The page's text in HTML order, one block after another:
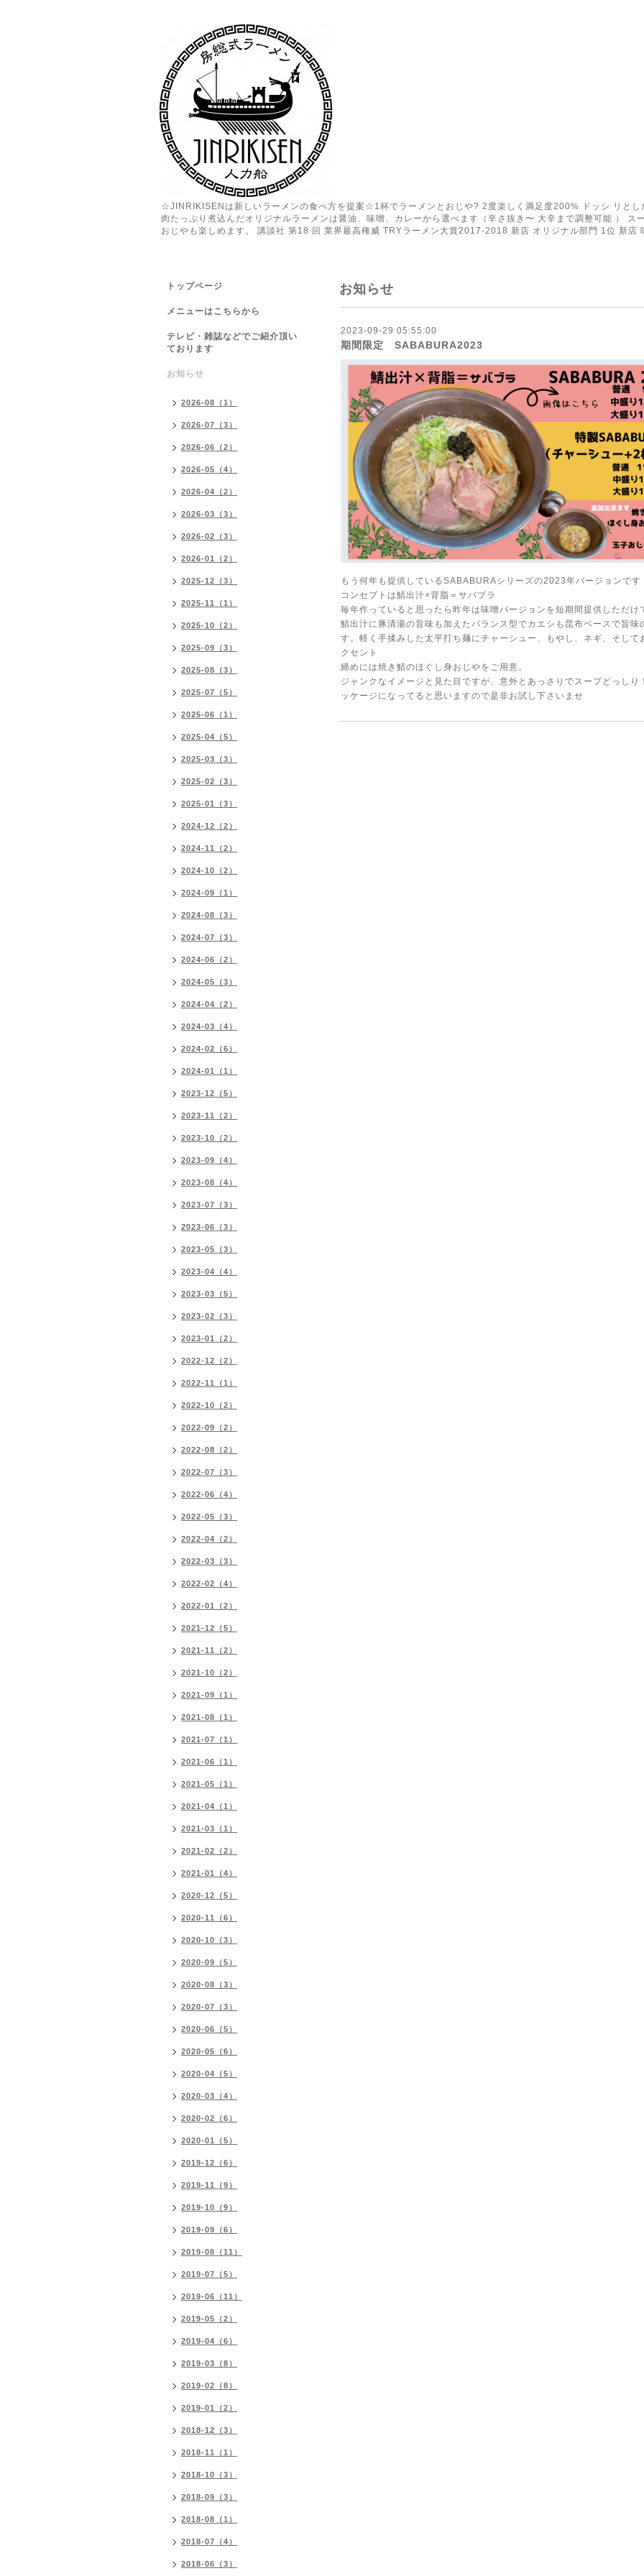
☆JINRIKISENは新しいラーメンの食べ方を提案☆1杯でラーメンとおじや? 2度楽しく満足度200% ドッシ リとし
肉たっぷり煮込んだオリジナルラーメンは醤油、味噌、カレーから選べます（辛さ抜き〜 大辛まで調整可能 ） ス
おじやも楽しめます。 講談社 第18 回 業界最高権威 TRYラーメン大賞2017-2018 新店 オリジナル部門 1位 新店
お知らせ
2023-09-29 05:55:00
期間限定 SABABURA2023
もう何年も提供しているSABABURAシリーズの2023年バージョンです
コンセプトは鯖出汁×背脂＝サバブラ
毎年作っていると思ったら昨年は味噌バージョンを短期間提供しただ
鯖出汁に豚清湯の旨味も加えたバランス型でカエシも昆布ベースで旨味
す。軽く手揉みした太平打ち麺にチャーシュー、もやし、ネギ、そし
クセント
締めには焼き鯖のほぐし身おじやをご用意。
ジャンクなイメージと見た目ですが、意外とあっさりでスープどっし
ッケージになってると思いますので是非お試し下さいませ
トップページ
メニューはこちらから
テレビ・雑誌などでご紹介頂い
ております
お知らせ
2026-08（1）
2026-07（3）
2026-06（2）
2026-05（4）
2026-04（2）
2026-03（3）
2026-02（3）
2026-01（2）
2025-12（3）
2025-11（1）
2025-10（2）
2025-09（3）
2025-08（3）
2025-07（5）
2025-06（1）
2025-04（5）
2025-03（3）
2025-02（3）
2025-01（3）
2024-12（2）
2024-11（2）
2024-10（2）
2024-09（1）
2024-08（3）
2024-07（3）
2024-06（2）
2024-05（3）
2024-04（2）
2024-03（4）
2024-02（6）
2024-01（1）
2023-12（5）
2023-11（2）
2023-10（2）
2023-09（4）
2023-08（4）
2023-07（3）
2023-06（3）
2023-05（3）
2023-04（4）
2023-03（5）
2023-02（3）
2023-01（2）
2022-12（2）
2022-11（1）
2022-10（2）
2022-09（2）
2022-08（2）
2022-07（3）
2022-06（4）
2022-05（3）
2022-04（2）
2022-03（3）
2022-02（4）
2022-01（2）
2021-12（5）
2021-11（2）
2021-10（2）
2021-09（1）
2021-08（1）
2021-07（1）
2021-06（1）
2021-05（1）
2021-04（1）
2021-03（1）
2021-02（2）
2021-01（4）
2020-12（5）
2020-11（6）
2020-10（3）
2020-09（5）
2020-08（3）
2020-07（3）
2020-06（5）
2020-05（6）
2020-04（5）
2020-03（4）
2020-02（6）
2020-01（5）
2019-12（6）
2019-11（9）
2019-10（9）
2019-09（6）
2019-08（11）
2019-07（5）
2019-06（11）
2019-05（2）
2019-04（6）
2019-03（8）
2019-02（8）
2019-01（2）
2018-12（3）
2018-11（1）
2018-10（3）
2018-09（3）
2018-08（1）
2018-07（4）
2018-06（3）